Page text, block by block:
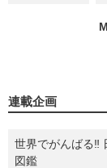
連載企画
世界でがんばる‼
図鑑